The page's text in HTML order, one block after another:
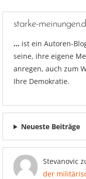
starke-
… ist ein Autoren-
seine, ihre eigene
anregen, auch zum
Ihre Demokratie.
Neueste Beiträge
Stevanovic
der